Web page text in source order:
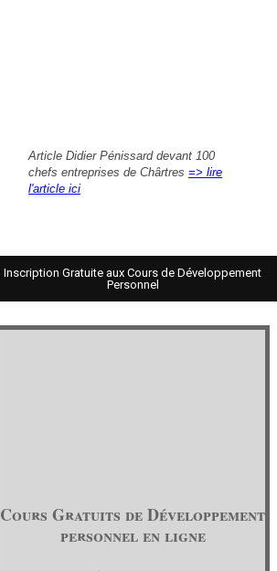
Article Didier Pénissard devant 100
chefs entreprises de Chârtres => lire
l'article ici
Inscription Gratuite aux Cours de Développement
Personnel
Cours Gratuits de Développement
personnel en ligne